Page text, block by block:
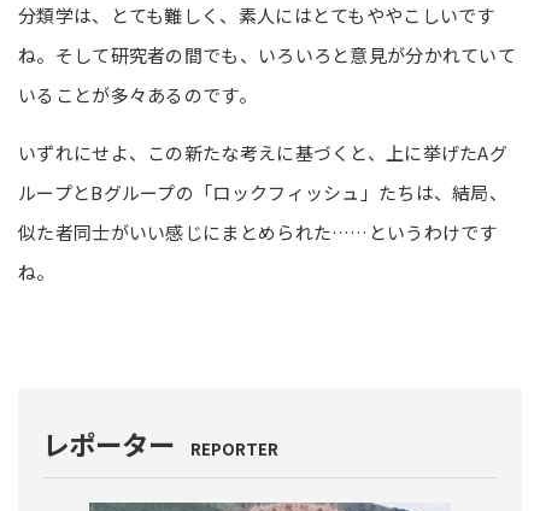
分類学は、とても難しく、素人にはとてもややこしいです
ね。そして研究者の間でも、いろいろと意見が分かれていて
いることが多々あるのです。
いずれにせよ、この新たな考えに基づくと、上に挙げたAグ
ループとBグループの「ロックフィッシュ」たちは、結局、
似た者同士がいい感じにまとめられた……というわけです
ね。
レポーター REPORTER